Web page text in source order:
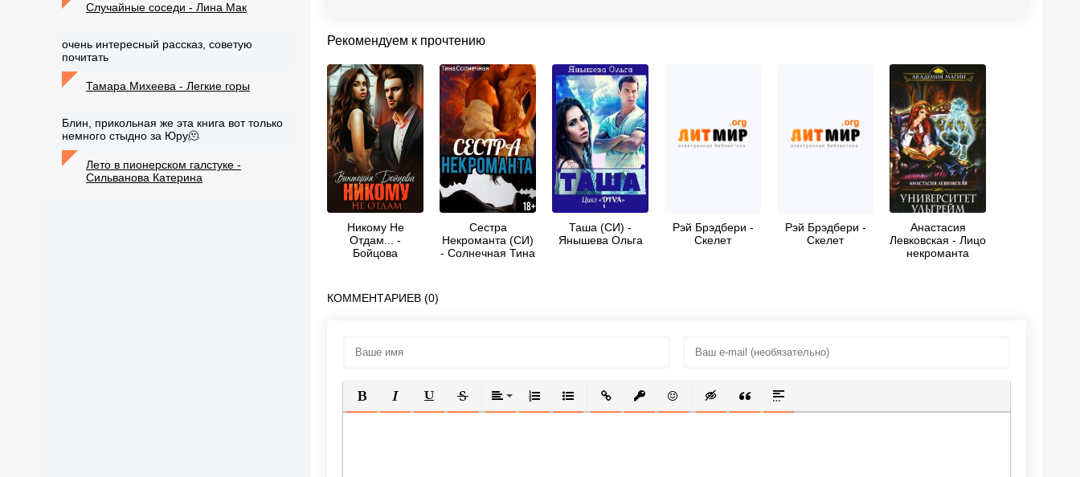
Рекомендуем к прочтению
Никому Не
Отдам... -
Бойцова
Сестра
Некроманта (СИ)
- Солнечная Тина
Таша (СИ) -
Янышева Ольга
Рэй Брэдбери -
Скелет
Рэй Брэдбери -
Скелет
Анастасия
Левковская - Лицо
некроманта
КОММЕНТАРИЕВ (0)
ПОЛУЖИРНЫЙ
КУРСИВПОДЧЕРКНУТЫЙ
ЗАЧЕРКНУТЫЙВЫРАВНИВАНИЕ
НУМЕРОВАННЫЙ СПИСОК
МАРКИРОВАННЫЙ СПИСОК
ВСТАВИТЬ ССЫЛКУ
ВСТАВИТЬ ЗАЩИЩЕННУЮ ССЫЛКУ
ВСТАВИТЬ СМАЙЛИК
ВСТАВКА СКРЫТОГО ТЕКСТА
ВСТАВКА ЦИТАТЫ
ВСТАВКА СПОЙЛЕРА
Случайные соседи - Лина Мак
очень интересный рассказ, советую
почитать
Тамара Михеева - Легкие горы
Блин, прикольная же эта книга вот только
немного стыдно за Юру🫠
Лето в пионерском галстуке -
Сильванова Катерина